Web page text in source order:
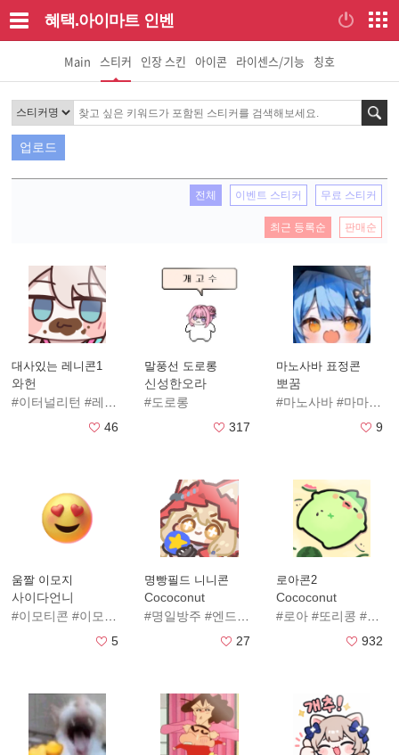
혜택.아이마트 인벤
Main 스티커 인장 스킨 아이콘 라이센스/기능 칭호
업로드
전체 이벤트 스티커 무료 스티커
최근 등록순 판매순
대사있는 레니콘1
와헌
#이터널리턴 #레니콘
#레니
46
말풍선 도로롱
신성한오라
#도로롱
317
마노사바 표정콘
뽀꿈
#마노사바 #마마재
9
움짤 이모지
사이다언니
#이모티콘 #이모지 #표정티콘 #표정 #움짤
5
명빵필드 니니콘
Cococonut
#명일방주 #엔드필드 #니니콘 #코코넛콘
27
로아콘2
Cococonut
#로아 #또리콩 #코코넛콘
932